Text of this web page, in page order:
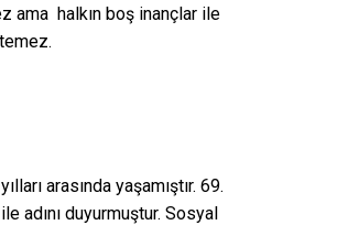
ama halkın boş inançlar ile
arasında yaşamıştır. 69.
adını duyurmuştur. Sosyal